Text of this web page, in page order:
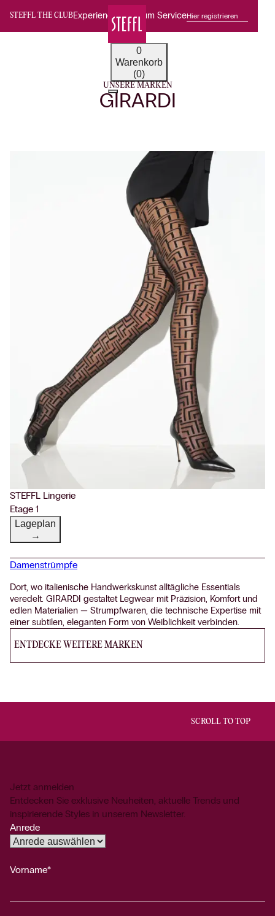
STEFFL THE CLUBExperience Premium ServiceHier registrieren
0
Warenkorb
(0)
UNSERE MARKEN
GIRARDI
STEFFL Lingerie
Etage 1
Lageplan
→
Damenstrümpfe
Dort, wo italienische Handwerkskunst alltägliche Essentials
veredelt. GIRARDI gestaltet Legwear mit Präzision, Komfort und
edlen Materialien — Strumpfwaren, die technische Expertise mit
einer subtilen, eleganten Form von Weiblichkeit verbinden.
ENTDECKE WEITERE MARKEN
SCROLL TO TOP
Jetzt anmelden
Entdecken Sie exklusive Neuheiten, aktuelle Trends und
inspirierende Styles in unserem Newsletter.
Anrede
Vorname*